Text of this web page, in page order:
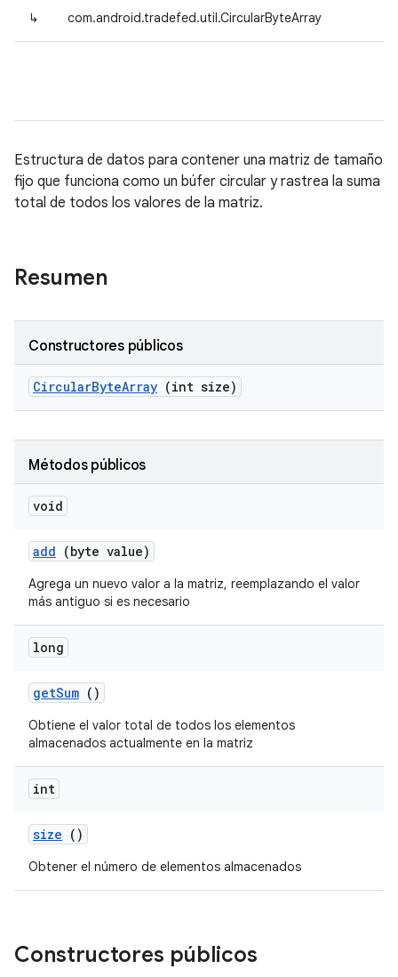
↳ com.android.tradefed.util.CircularByteArray
Estructura de datos para contener una matriz de tamaño
fijo que funciona como un búfer circular y rastrea la suma
total de todos los valores de la matriz.
Resumen
Constructores públicos
CircularByteArray (int size)
Métodos públicos
void
add (byte value)
Agrega un nuevo valor a la matriz, reemplazando el valor
más antiguo si es necesario
long
getSum ()
Obtiene el valor total de todos los elementos
almacenados actualmente en la matriz
int
size ()
Obtener el número de elementos almacenados
Constructores públicos